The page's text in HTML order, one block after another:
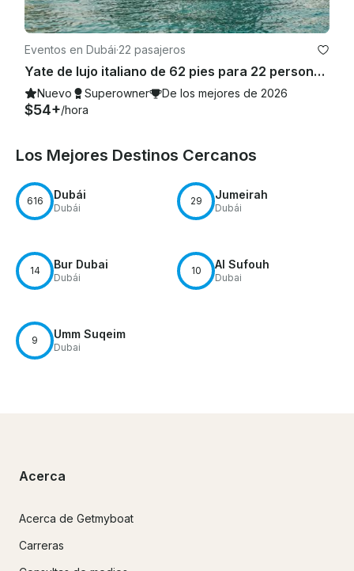
Eventos en Dubái·22 pasajeros
Yate de lujo italiano de 62 pies para 22 personas en Dubái, Emiratos Árabes Unidos
Nuevo Superowner De los mejores de 2026
$54+/hora
Los Mejores Destinos Cercanos
616 Dubái
Dubái
29 Jumeirah
Dubái
14 Bur Dubai
Dubái
10 Al Sufouh
Dubai
9 Umm Suqeim
Dubai
Acerca
Acerca de Getmyboat
Carreras